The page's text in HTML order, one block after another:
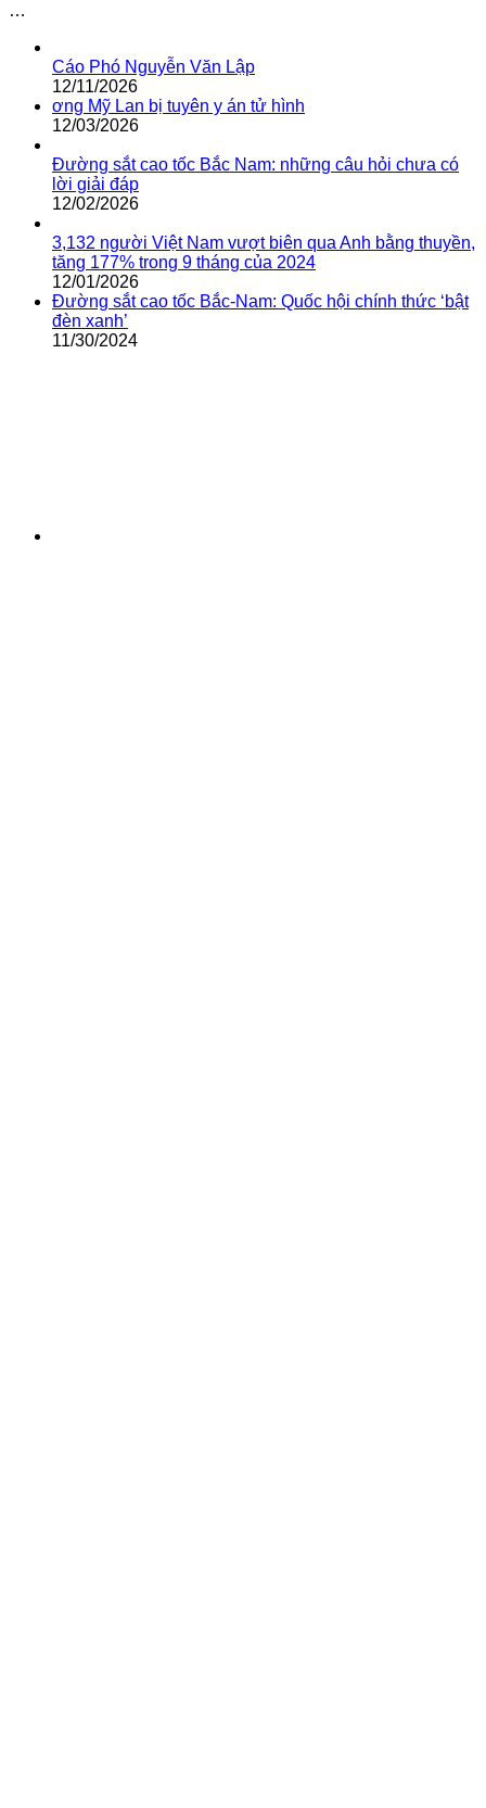
…
Cáo Phó Nguyễn Văn Lập
12/11/2026
ơng Mỹ Lan bị tuyên y án tử hình
12/03/2026
Đường sắt cao tốc Bắc Nam: những câu hỏi chưa có
lời giải đáp
12/02/2026
3,132 người Việt Nam vượt biên qua Anh bằng thuyền,
tăng 177% trong 9 tháng của 2024
12/01/2026
Đường sắt cao tốc Bắc-Nam: Quốc hội chính thức ‘bật
đèn xanh’
11/30/2024